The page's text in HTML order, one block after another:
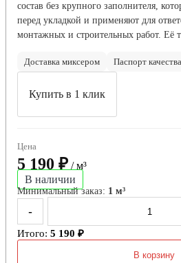
состав без крупного заполнителя,
перед укладкой и применяют для
монтажных и строительных работ. Её
Доставка миксером Паспорт качества
Купить в 1 клик
Цена
5 190 ₽ / м³
В наличии
Минимальный заказ: 1 м³
-
Итого: 5 190 ₽
В корзину